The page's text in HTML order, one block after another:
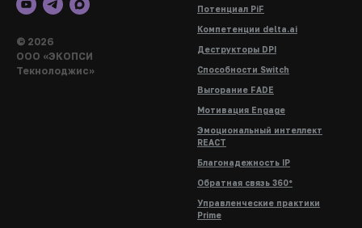
© 2026
ООО «ЭКОПСИ
Текнолоджис»
Потенциал PiF
Компетенции delta.ai
Деструкторы DPI
Способности Switch
Выгорание FADE
Мотивация Engage
Эмоциональный интеллект
REACT
Благонадежность IP
Обратная связь 360°
Управленческие практики
Prime